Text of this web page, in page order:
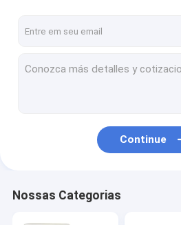
Continue
Nossas Categorias